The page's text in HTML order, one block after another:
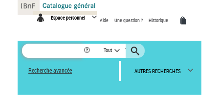
Espace personnel Aide Une question ? Historique
Tout
Recherche avancée AUTRES RECHERCHES
Panneau de gestion des cookies